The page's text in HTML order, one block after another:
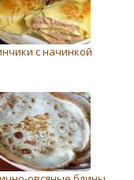
с начинкой